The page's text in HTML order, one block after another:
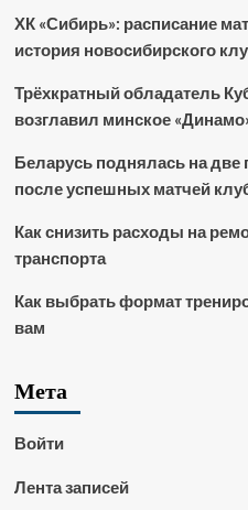
ХК «Сибирь»: расписание
история новосибирского
Трёхкратный обладатель
возглавил минское
Беларусь поднялась на две
после успешных матчей
Как снизить расходы на
транспорта
Как выбрать формат
вам
Мета
Войти
Лента записей